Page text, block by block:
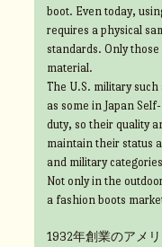
boot. Even today,
requires a physical
standards. Only
material.
The U.S. military
as some in Japan
duty, so their quality
maintain their status
and military
Not only in the
a fashion boots
1932年創業のアメ